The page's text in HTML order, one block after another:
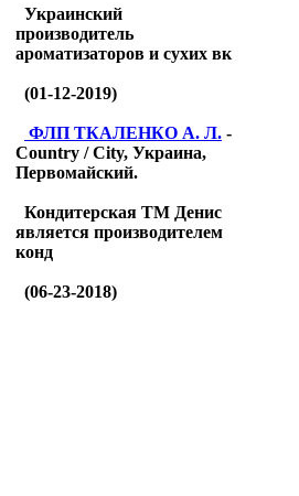
Украинский
производитель
ароматизаторов и сухих вк
(01-12-2019)
ФЛП ТКАЛЕНКО А. Л. -
Country / City, Украина,
Первомайский.
Кондитерская ТМ Денис
является производителем
конд
(06-23-2018)